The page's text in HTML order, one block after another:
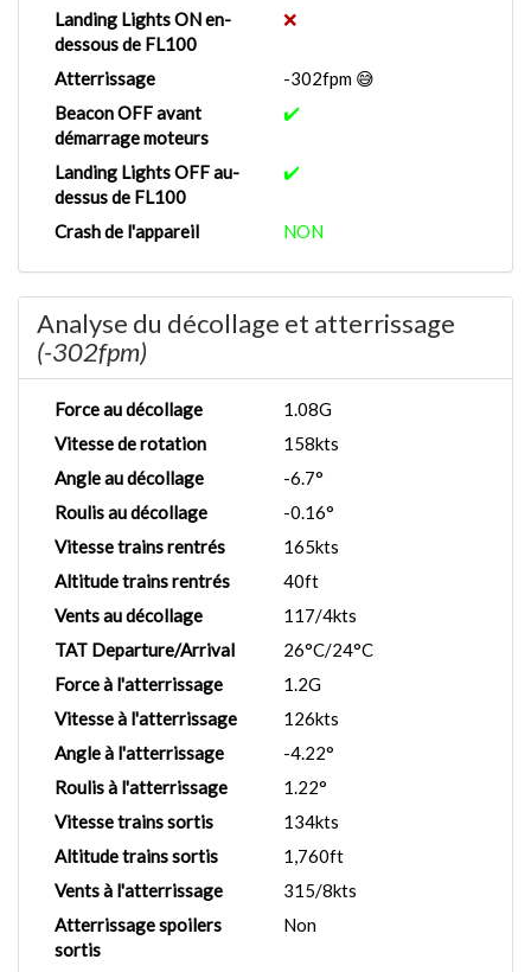
Landing Lights ON en-
dessous de FL100
❌
Atterrissage
-302fpm 😅
Beacon OFF avant
démarrage moteurs
✔️
Landing Lights OFF au-
dessus de FL100
✔️
Crash de l'appareil NON
Analyse du décollage et atterrissage
(-302fpm)
Force au décollage
1.08G
Vitesse de rotation
158kts
Angle au décollage
-6.7°
Roulis au décollage
-0.16°
Vitesse trains rentrés
165kts
Altitude trains rentrés
40ft
Vents au décollage
117/4kts
TAT Departure/Arrival
26°C/24°C
Force à l'atterrissage
1.2G
Vitesse à l'atterrissage
126kts
Angle à l'atterrissage
-4.22°
Roulis à l'atterrissage
1.22°
Vitesse trains sortis
134kts
Altitude trains sortis
1,760ft
Vents à l'atterrissage
315/8kts
Atterrissage spoilers
sortis
Non